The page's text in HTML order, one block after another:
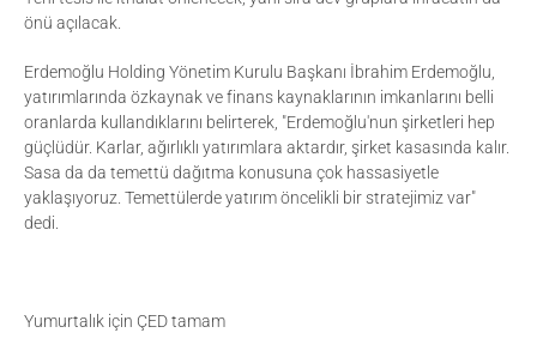
önü açılacak.
Erdemoğlu Holding Yönetim Kurulu Başkanı İbrahim Erdemoğlu,
yatırımlarında özkaynak ve finans kaynaklarının imkanlarını belli
oranlarda kullandıklarını belirterek, "Erdemoğlu'nun şirketleri hep
güçlüdür. Karlar, ağırlıklı yatırımlara aktardır, şirket kasasında kalır.
Sasa da da temettü dağıtma konusuna çok hassasiyetle
yaklaşıyoruz. Temettülerde yatırım öncelikli bir stratejimiz var"
dedi.
Yumurtalık için ÇED tamam